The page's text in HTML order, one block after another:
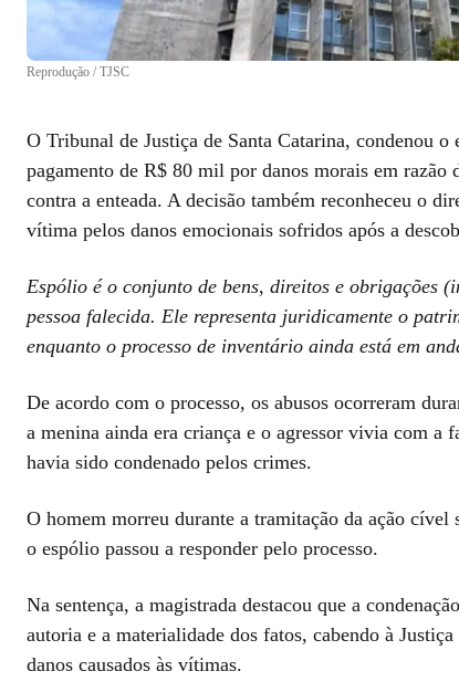
Reprodução / TJSC
O Tribunal de Justiça de Santa Catarina, condenou o
pagamento de R$ 80 mil por danos morais em razão
contra a enteada. A decisão também reconheceu o
vítima pelos danos emocionais sofridos após a
Espólio é o conjunto de bens, direitos e obrigações
pessoa falecida. Ele representa juridicamente o
enquanto o processo de inventário ainda está em
De acordo com o processo, os abusos ocorreram
a menina ainda era criança e o agressor vivia com a
havia sido condenado pelos crimes.
O homem morreu durante a tramitação da ação cível
o espólio passou a responder pelo processo.
Na sentença, a magistrada destacou que a
autoria e a materialidade dos fatos, cabendo à
danos causados às vítimas.